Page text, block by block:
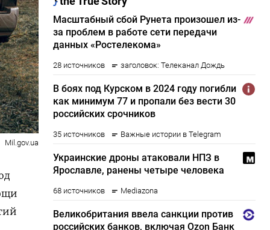
Mil.gov.ua